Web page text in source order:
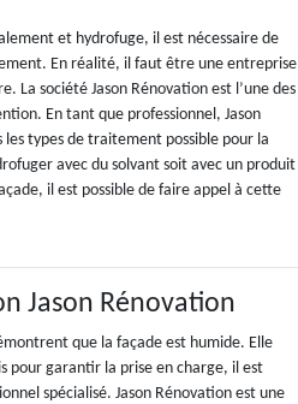
et hydrofuge, il est nécessaire de
En réalité, il faut être une entreprise
La société Jason Rénovation est l’une des
En tant que professionnel, Jason
types de traitement possible pour la
avec du solvant soit avec un produit
il est possible de faire appel à cette
Jason Rénovation
que la façade est humide. Elle
pour garantir la prise en charge, il est
spécialisé. Jason Rénovation est une